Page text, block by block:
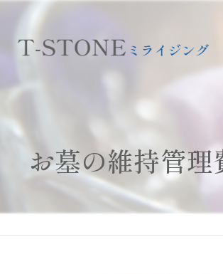
お墓の維持管